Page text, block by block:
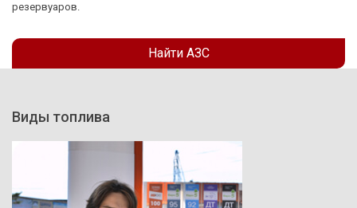
резервуаров.
Найти АЗС
Виды топлива